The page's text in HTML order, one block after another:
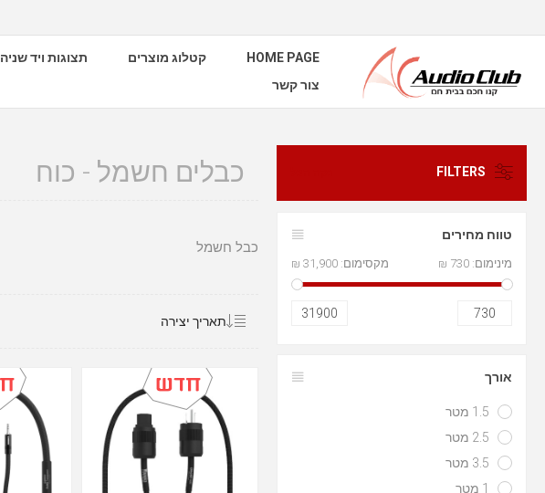
HOME PAGE קטלוג מוצרים תצוגות ויד שניה
צור קשר
כבלים חשמל - כוח
כבל חשמל
FILTERS
טווח מחירים
מינימום: 730 ₪ מקסימום: 31,900 ₪
730
31900
אורך
1.5 מטר
2.5 מטר
3.5 מטר
1 מטר